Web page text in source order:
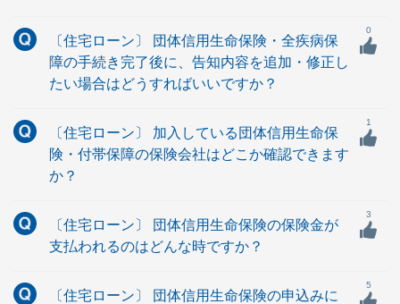
〔住宅ローン〕 団体信用生命保険・全疾病保
障の手続き完了後に、告知内容を追加・修正し
たい場合はどうすればいいですか？
0
〔住宅ローン〕 加入している団体信用生命保
険・付帯保障の保険会社はどこか確認できます
か？
1
〔住宅ローン〕 団体信用生命保険の保険金が
支払われるのはどんな時ですか？
3
〔住宅ローン〕 団体信用生命保険の申込みに
5